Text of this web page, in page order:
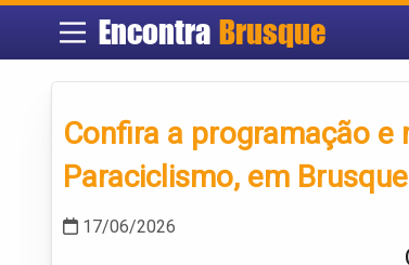
Encontra Brusque
Confira a programação e
Paraciclismo, em Brusque
17/06/2026